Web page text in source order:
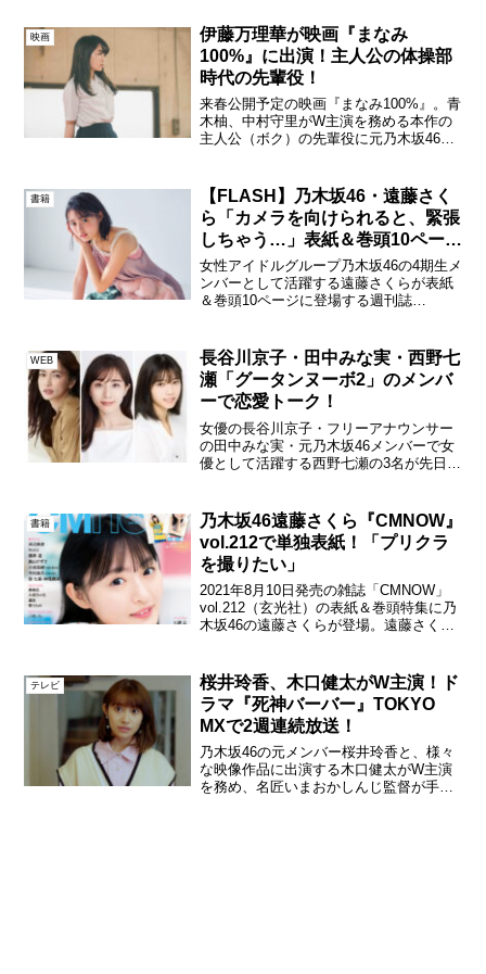
ナル新作ドラマ『とある一室で』を2024
年10月...
映画
伊藤万理華が映画『まなみ
100%』に出演！主人公の体操部
時代の先輩役！
来春公開予定の映画『まなみ100%』。青
木柚、中村守里がW主演を務める本作の
主人公（ボク）の先輩役に元乃木坂46・
100%』は、平凡さを嫌う自分勝手で変わ
り者で...
書籍
【FLASH】乃木坂46・遠藤さく
ら「カメラを向けられると、緊張
しちゃう…」表紙＆巻頭10ページ
に登場！
女性アイドルグループ乃木坂46の4期生メ
ンバーとして活躍する遠藤さくらが表紙
＆巻頭10ページに登場する週刊誌
ビ朝日・斎藤ちはるアナウンサー、三上
悠亜、ア...
WEB
長谷川京子・田中みな実・西野七
瀬「グータンヌーボ2」のメンバ
ーで恋愛トーク！
女優の長谷川京子・フリーアナウンサー
の田中みな実・元乃木坂46メンバーで女
優として活躍する西野七瀬の3名が先日イ
のインスタライブ”などとファンが歓喜
し、話題となった。関...
書籍
乃木坂46遠藤さくら『CMNOW』
vol.212で単独表紙！「プリクラ
を撮りたい」
2021年8月10日発売の雑誌「CMNOW」
vol.212（玄光社）の表紙＆巻頭特集に乃
木坂46の遠藤さくらが登場。遠藤さくら
ブ姿でキュートなスマイルを見せてい
る...
テレビ
桜井玲香、木口健太がW主演！ド
ラマ『死神バーバー』TOKYO
MXで2週連続放送！
乃木坂46の元メンバー桜井玲香と、様々
な映像作品に出演する木口健太がW主演
を務め、名匠いまおかしんじ監督が手掛